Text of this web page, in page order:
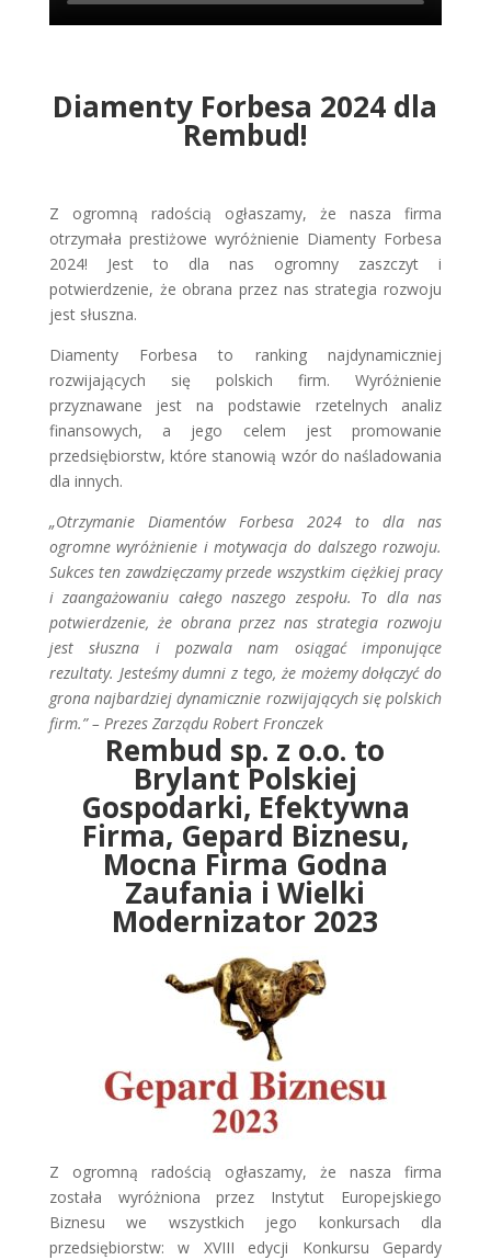
Diamenty Forbesa 2024 dla
Rembud!
Z ogromną radością ogłaszamy, że nasza firma
otrzymała prestiżowe wyróżnienie Diamenty Forbesa
2024! Jest to dla nas ogromny zaszczyt i
potwierdzenie, że obrana przez nas strategia rozwoju
jest słuszna.
Diamenty Forbesa to ranking najdynamiczniej
rozwijających się polskich firm. Wyróżnienie
przyznawane jest na podstawie rzetelnych analiz
finansowych, a jego celem jest promowanie
przedsiębiorstw, które stanowią wzór do naśladowania
dla innych.
„Otrzymanie Diamentów Forbesa 2024 to dla nas
ogromne wyróżnienie i motywacja do dalszego rozwoju.
Sukces ten zawdzięczamy przede wszystkim ciężkiej pracy
i zaangażowaniu całego naszego zespołu. To dla nas
potwierdzenie, że obrana przez nas strategia rozwoju
jest słuszna i pozwala nam osiągać imponujące
rezultaty. Jesteśmy dumni z tego, że możemy dołączyć do
grona najbardziej dynamicznie rozwijających się polskich
firm.” – Prezes Zarządu Robert Fronczek
Rembud sp. z o.o. to
Brylant Polskiej
Gospodarki, Efektywna
Firma, Gepard Biznesu,
Mocna Firma Godna
Zaufania i Wielki
Modernizator 2023
Z ogromną radością ogłaszamy, że nasza firma
została wyróżniona przez Instytut Europejskiego
Biznesu we wszystkich jego konkursach dla
przedsiębiorstw: w XVIII edycji Konkursu Gepardy